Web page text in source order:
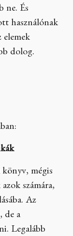
ne. És
használónak
elemek
dolog.
mégis
számára,
Az
de a
Legalább